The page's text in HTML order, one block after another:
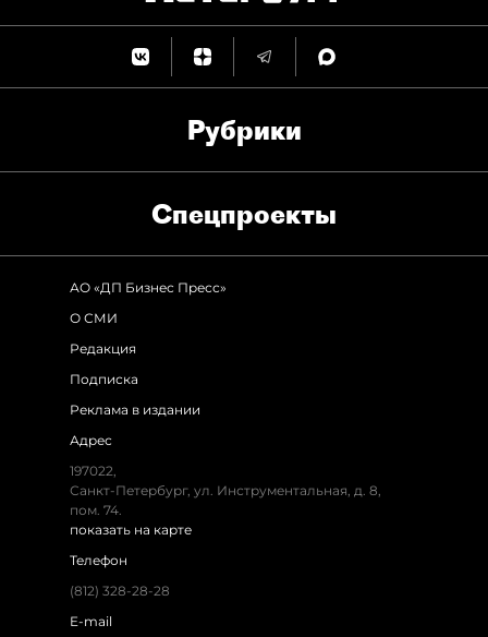
Рубрики
Спец­проекты
АО «ДП Бизнес Пресс»
О СМИ
Редакция
Подписка
Реклама в издании
Адрес
197022,
Санкт-Петербург, ул. Инструментальная, д. 8,
пом. 74.
показать на карте
Телефон
(812) 328-28-28
E-mail